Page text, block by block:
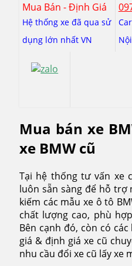
Mua Bán - Định Giá
Hệ thống xe đã qua sử
dụng lớn nhất VN
Nội
Mua bán xe
xe BMW cũ
Tại hệ thống tư vấn xe
luôn sẵn sàng để hỗ
kiếm các mẫu xe ô tô
chất lượng cao, phù
Bên cạnh đó, còn có
giá & định giá xe cũ
nhu cầu đổi xe cũ lấy xe